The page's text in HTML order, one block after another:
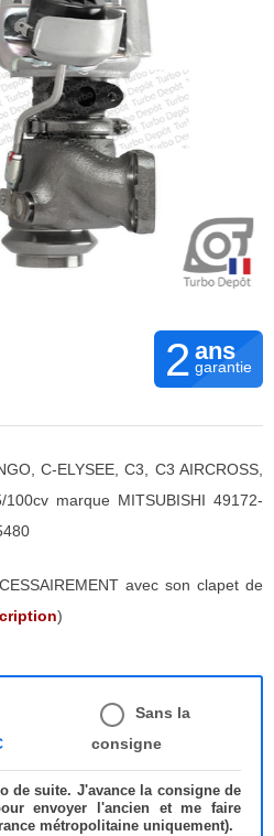
2 ans
garantie
C-ELYSEE, C3, C3 AIRCROSS,
marque MITSUBISHI 49172-
avec son clapet de
)
Sans la
consigne
de suite. J'avance la consigne de
envoyer l'ancien et me faire
métropolitaine uniquement).